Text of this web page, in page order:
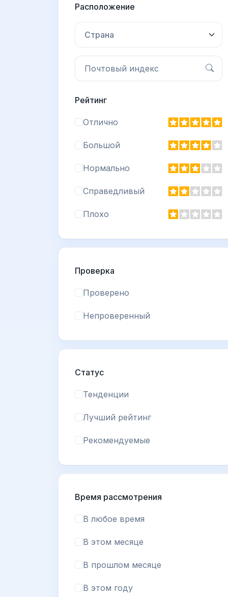
Расположение
Страна
Рейтинг
Отлично
Большой
Нормально
Справедливый
Плохо
Проверка
Проверено
Непроверенный
Статус
Тенденции
Лучший рейтинг
Рекомендуемые
Время рассмотрения
В любое время
В этом месяце
В прошлом месяце
В этом году